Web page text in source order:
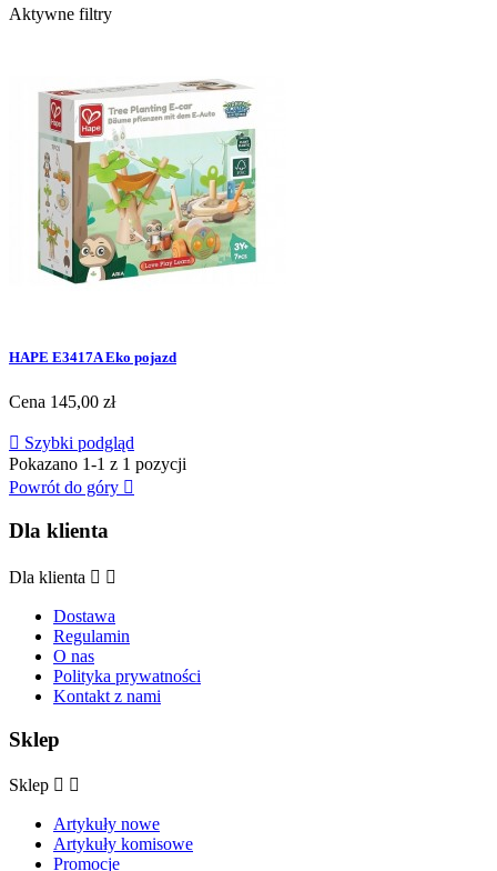
Aktywne filtry
HAPE E3417A Eko pojazd
Cena 145,00 zł
 Szybki podgląd
Pokazano 1-1 z 1 pozycji
Powrót do góry 
Dla klienta
Dla klienta  
Dostawa
Regulamin
O nas
Polityka prywatności
Kontakt z nami
Sklep
Sklep  
Artykuły nowe
Artykuły komisowe
Promocje